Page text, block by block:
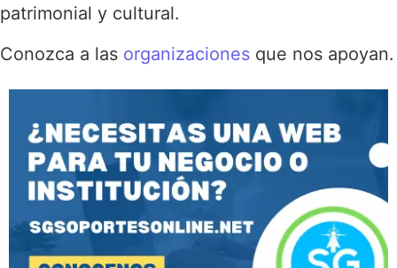
patrimonial y cultural.
Conozca a las organizaciones que nos apoyan.